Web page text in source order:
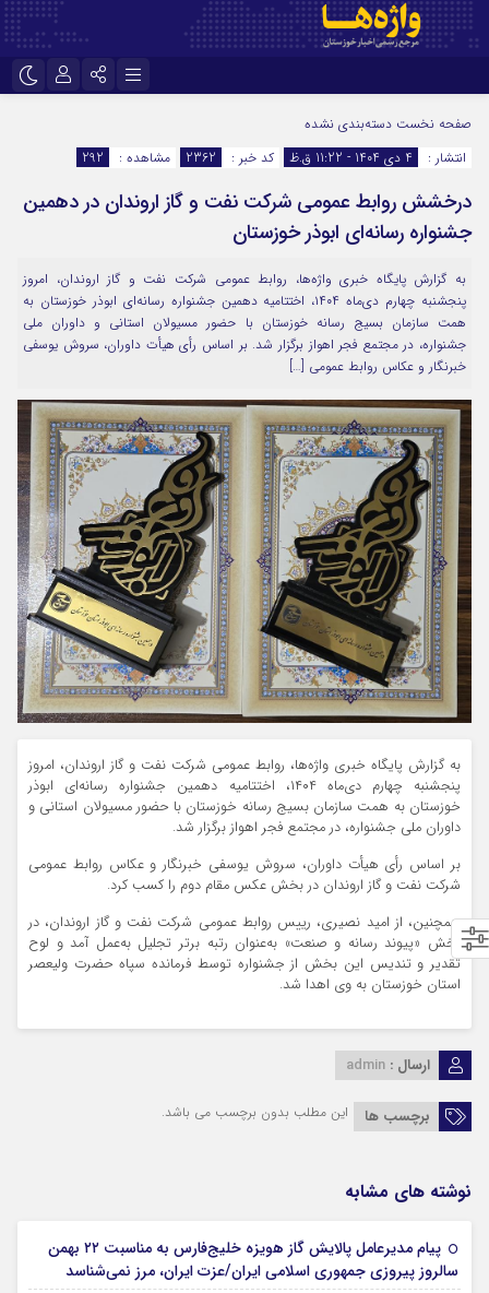
اینستاگرام
سروش
ایتا
آپارات
اپلیکیشن رمز عبور
مرا به خاطر بسپار
صفحه نخست دسته‌بندی نشده
انتشار :
4 دی 1404 - 11:22 ق.ظ کد خبر : 2362 مشاهده : 292
درخشش روابط عمومی شركت نفت و گاز اروندان در دهمین
جشنواره رسانه‌ای ابوذر خوزستان
به گزارش پایگاه خبری واژه‌ها، روابط عمومی شرکت نفت و گاز اروندان، امروز
پنجشنبه چهارم دی‌ماه ۱۴۰۴، اختتامیه دهمین جشنواره رسانه‌ای ابوذر خوزستان به
همت سازمان بسیج رسانه خوزستان با حضور مسیولان استانی و داوران ملی
جشنواره، در مجتمع فجر اهواز برگزار شد. بر اساس رأی هیأت داوران، سروش یوسفی
خبرنگار و عکاس روابط عمومی […]
به گزارش پایگاه خبری واژه‌ها، روابط عمومی شرکت نفت و گاز اروندان، امروز
پنجشنبه چهارم دی‌ماه ۱۴۰۴، اختتامیه دهمین جشنواره رسانه‌ای ابوذر
خوزستان به همت سازمان بسیج رسانه خوزستان با حضور مسیولان استانی و
داوران ملی جشنواره، در مجتمع فجر اهواز برگزار شد.
بر اساس رأی هیأت داوران، سروش یوسفی خبرنگار و عکاس روابط عمومی
شرکت نفت و گاز اروندان در بخش عکس مقام دوم را کسب کرد.
همچنین، از امید نصیری، رییس روابط عمومی شرکت نفت و گاز اروندان، در
بخش «پیوند رسانه و صنعت» به‌عنوان رتبه برتر تجلیل به‌عمل آمد و لوح
تقدیر و تندیس این بخش از جشنواره توسط فرمانده سپاه حضرت ولیعصر
استان خوزستان به وی اهدا شد.
ارسال : admin
برچسب ها این مطلب بدون برچسب می باشد.
نوشته های مشابه
پیام مدیرعامل پالایش گاز هویزه خلیج‌فارس به مناسبت ۲۲ بهمن
سالروز پیروزی جمهوری اسلامی ایران/عزت ایران، مرز نمی‌شناسد